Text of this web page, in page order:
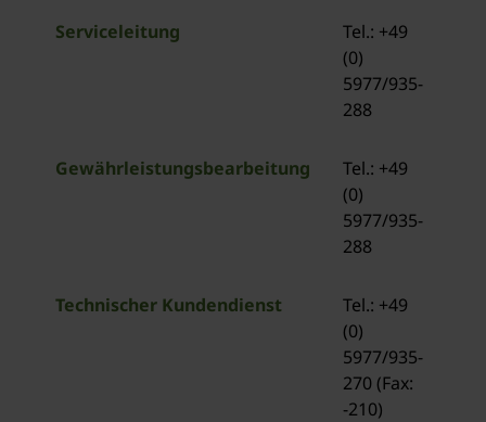
Serviceleitung
Tel.: +49
(0)
5977/935-
288
Gewährleistungsbearbeitung
Tel.: +49
(0)
5977/935-
288
Technischer Kundendienst
Tel.: +49
(0)
5977/935-
270 (Fax:
-210)